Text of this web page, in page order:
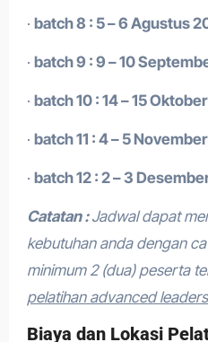
· batch 8 : 5 – 6 Agustus
· batch 9 : 9 – 10
· batch 10 : 14 – 15
· batch 11 : 4 – 5
· batch 12 : 2 – 3
Catatan :Jadwal dapat
kebutuhan anda dengan
minimum 2 (dua) peserta
pelatihan advanced
Biaya dan Lokasi